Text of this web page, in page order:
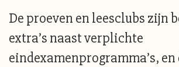
De proeven en leesclubs zijn
extra’s naast verplichte
eindexamenprogramma’s,